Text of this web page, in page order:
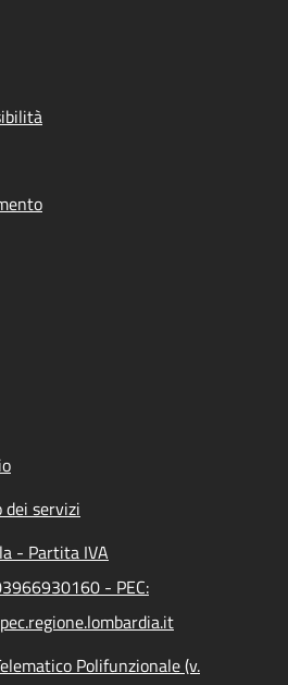
servizi
- Partita IVA
- PEC:
Polifunzionale (v.